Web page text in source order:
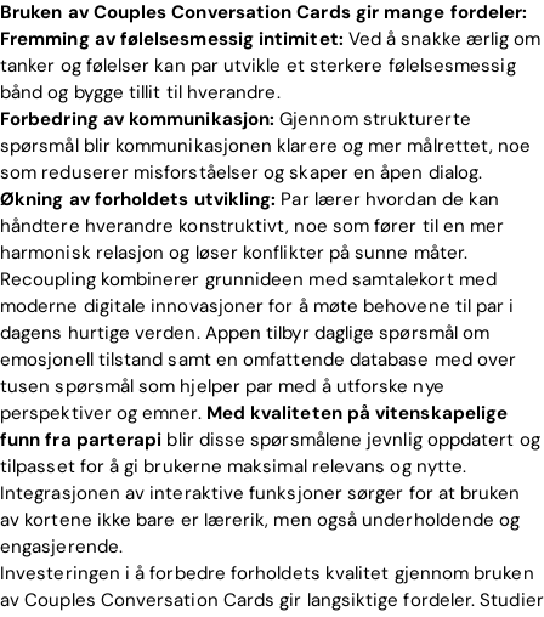
Bruken av Couples Conversation Cards gir mange fordeler:
Fremming av følelsesmessig intimitet: Ved å snakke ærlig om
tanker og følelser kan par utvikle et sterkere følelsesmessig
bånd og bygge tillit til hverandre.
Forbedring av kommunikasjon: Gjennom strukturerte
spørsmål blir kommunikasjonen klarere og mer målrettet, noe
som reduserer misforståelser og skaper en åpen dialog.
Økning av forholdets utvikling: Par lærer hvordan de kan
håndtere hverandre konstruktivt, noe som fører til en mer
harmonisk relasjon og løser konflikter på sunne måter.
Recoupling kombinerer grunnideen med samtalekort med
moderne digitale innovasjoner for å møte behovene til par i
dagens hurtige verden. Appen tilbyr daglige spørsmål om
emosjonell tilstand samt en omfattende database med over
tusen spørsmål som hjelper par med å utforske nye
perspektiver og emner. Med kvaliteten på vitenskapelige
funn fra parterapi blir disse spørsmålene jevnlig oppdatert og
tilpasset for å gi brukerne maksimal relevans og nytte.
Integrasjonen av interaktive funksjoner sørger for at bruken
av kortene ikke bare er lærerik, men også underholdende og
engasjerende.
Investeringen i å forbedre forholdets kvalitet gjennom bruken
av Couples Conversation Cards gir langsiktige fordeler. Studier